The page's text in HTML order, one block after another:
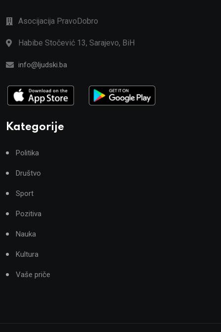
Asocijacija PravoDobro
Habibe Stočević 13, Sarajevo, BiH
info@ljudski.ba
Kategorije
Politika
Društvo
Sport
Pozitiva
Nauka
Kultura
Vaše priče